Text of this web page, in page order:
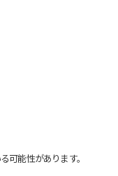
能性があります。